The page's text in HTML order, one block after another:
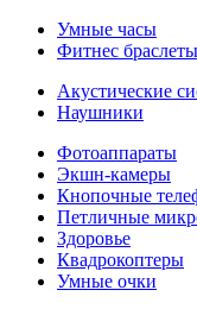
Умные часы
Фитнес браслеты
Акустические
Наушники
Фотоаппараты
Экшн-камеры
Кнопочные
Петличные
Здоровье
Квадрокоптеры
Умные очки